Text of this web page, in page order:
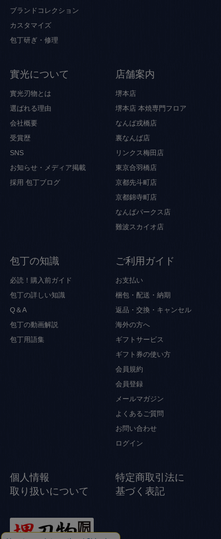
ブランドコレクション
カスタマイズ
包丁研ぎ・修理
實光について
實光刃物とは
選ばれる理由
会社概要
受賞歴
SNS
お知らせ・メディア掲載
採用 包丁ブログ
店舗案内
堺本店
堺本店 本焼専門フロア
なんば戎橋店
裏なんば店
リンクス梅田店
東京合羽橋店
京都先斗町店
京都錦寺町店
なんばパークス店
難波スカイオ店
包丁の知識
必読！購入前ガイド
包丁の詳しい知識
Q＆A
包丁の動画解説
包丁用語集
ご利用ガイド
お支払い
梱包・配送・納期
返品・交換・キャンセル
海外の方へ
ギフトサービス
ギフト券の使い方
会員規約
会員登録
メールマガジン
よくあるご質問
お問い合わせ
ログイン
個人情報
取り扱いについて
特定商取引法に
基づく表記